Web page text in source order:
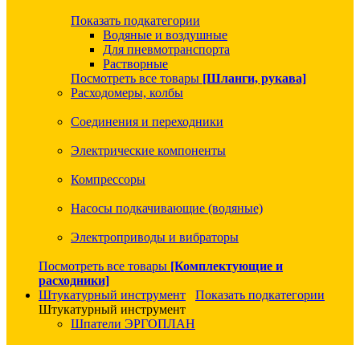
Показать подкатегории
Водяные и воздушные
Для пневмотранспорта
Растворные
Посмотреть все товары [Шланги, рукава]
Расходомеры, колбы
Соединения и переходники
Электрические компоненты
Компрессоры
Насосы подкачивающие (водяные)
Электроприводы и вибраторы
Посмотреть все товары [Комплектующие и
расходники]
Штукатурный инструмент
Показать подкатегории
Штукатурный инструмент
Шпатели ЭРГОПЛАН